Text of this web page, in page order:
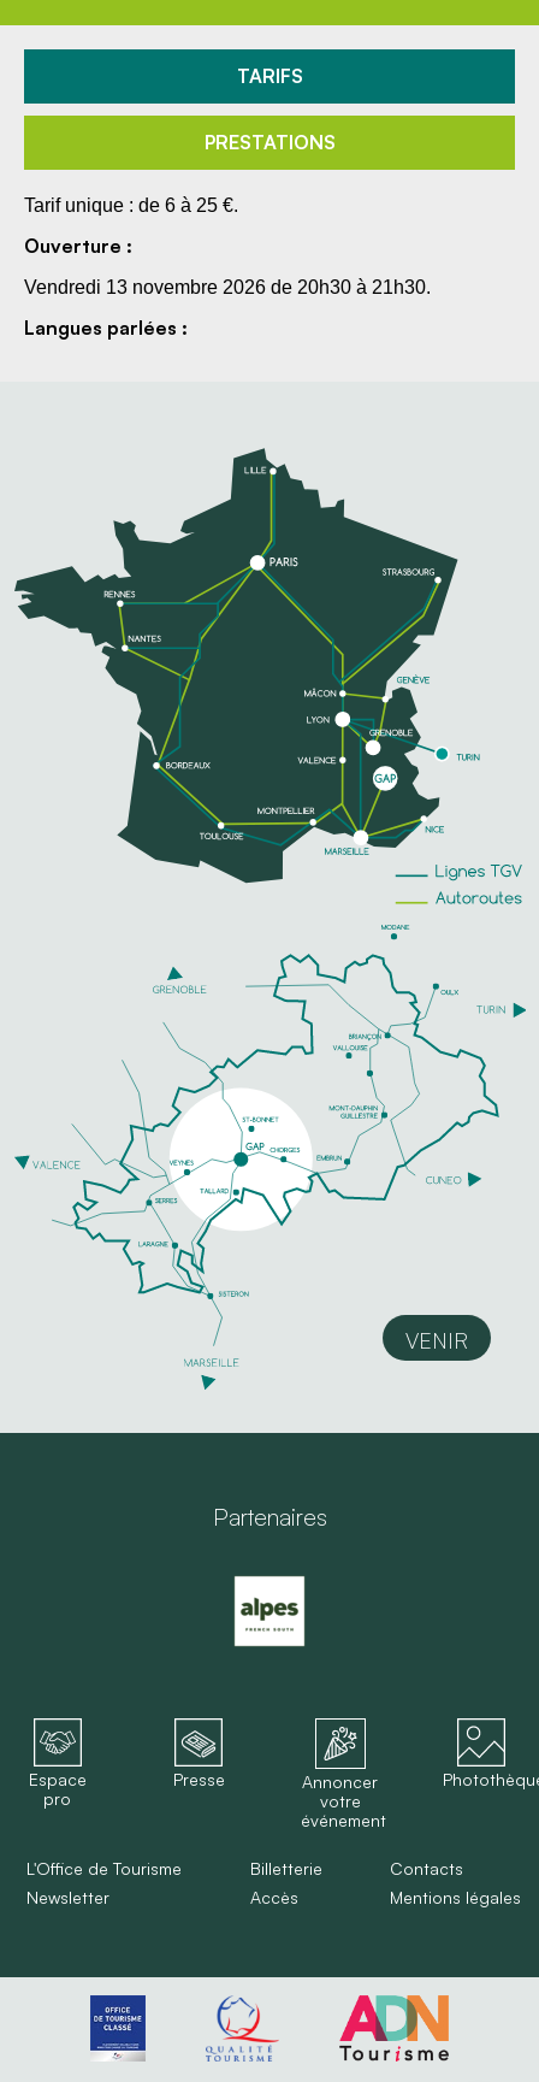
TARIFS
PRESTATIONS
Tarif unique : de 6 à 25 €.
Ouverture :
Vendredi 13 novembre 2026 de 20h30 à 21h30.
Langues parlées :
VENIR
Partenaires
Espace
pro
Presse
Annoncer
votre
événement
L'Office de Tourisme
Newsletter
Billetterie
Accès
Contacts
Mentions légales